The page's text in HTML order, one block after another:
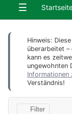
☰
Hinweis:
überarbeitet –
kann es
ungewohnten
Informationen
Verständnis!
Filter